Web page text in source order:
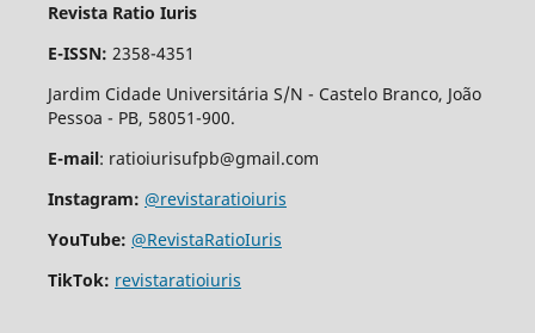
Revista Ratio Iuris
E-ISSN: 2358-4351
Jardim Cidade Universitária S/N - Castelo Branco, João
Pessoa - PB, 58051-900.
E-mail: ratioiurisufpb@gmail.com
Instagram: @revistaratioiuris
YouTube: @RevistaRatioIuris
TikTok: revistaratioiuris